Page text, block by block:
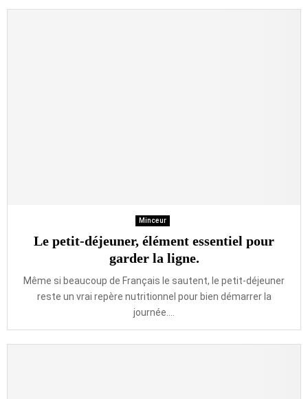
Minceur
Le petit-déjeuner, élément essentiel pour
garder la ligne.
Même si beaucoup de Français le sautent, le petit-déjeuner
reste un vrai repère nutritionnel pour bien démarrer la
journée....